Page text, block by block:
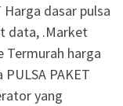
Harga dasar pulsa
data, .Market
Termurah harga
PAKET
yang